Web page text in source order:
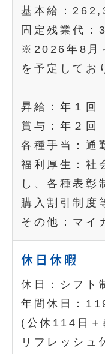
基本給：
固定残業代
※2026年8月
を予定してお
昇給：年１回
賞与：年２回
各種手当：通
福利厚生：社
し、各種表彰
購入割引制度
その他：マイ
休日休暇
休日：シフト
年間休日：
(公休114日＋
リフレッシュ